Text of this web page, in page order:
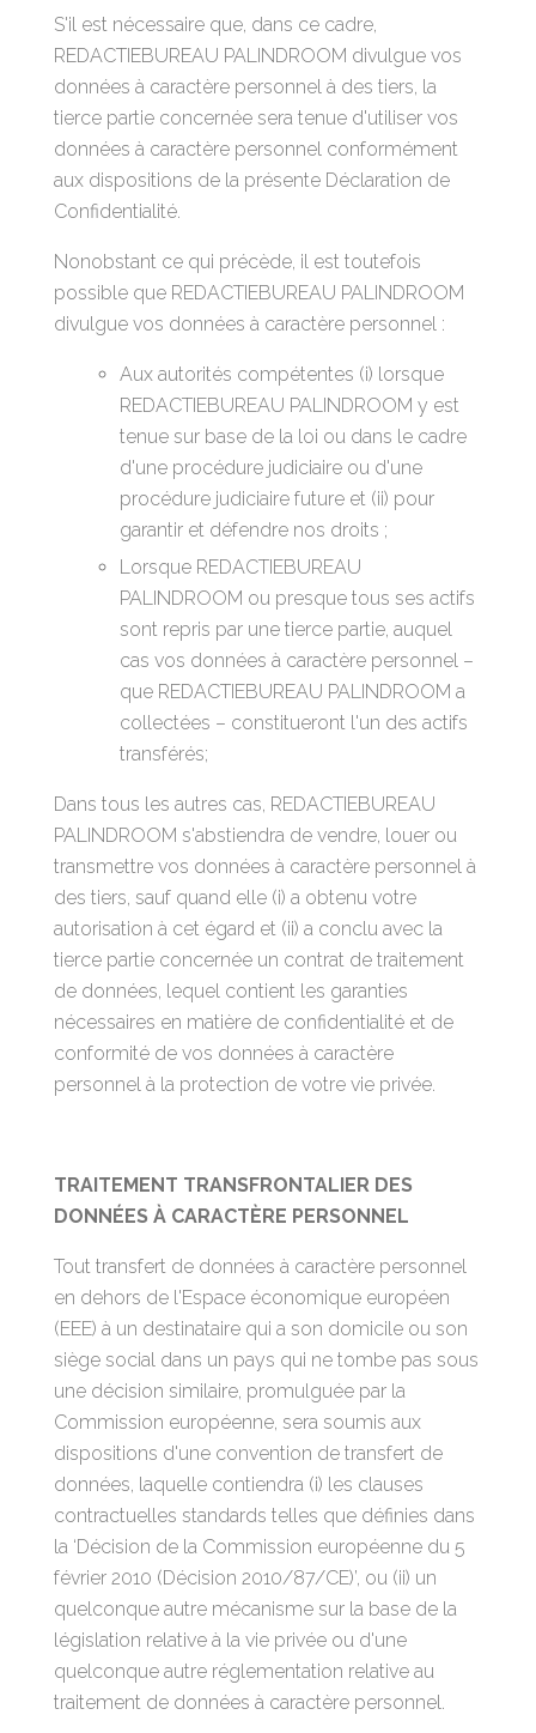
S'il est nécessaire que, dans ce cadre,
REDACTIEBUREAU PALINDROOM divulgue vos
données à caractère personnel à des tiers, la
tierce partie concernée sera tenue d'utiliser vos
données à caractère personnel conformément
aux dispositions de la présente Déclaration de
Confidentialité.
Nonobstant ce qui précède, il est toutefois
possible que REDACTIEBUREAU PALINDROOM
divulgue vos données à caractère personnel :
Aux autorités compétentes (i) lorsque
REDACTIEBUREAU PALINDROOM y est
tenue sur base de la loi ou dans le cadre
d'une procédure judiciaire ou d'une
procédure judiciaire future et (ii) pour
garantir et défendre nos droits ;
Lorsque REDACTIEBUREAU
PALINDROOM ou presque tous ses actifs
sont repris par une tierce partie, auquel
cas vos données à caractère personnel –
que REDACTIEBUREAU PALINDROOM a
collectées – constitueront l'un des actifs
transférés;
Dans tous les autres cas, REDACTIEBUREAU
PALINDROOM s'abstiendra de vendre, louer ou
transmettre vos données à caractère personnel à
des tiers, sauf quand elle (i) a obtenu votre
autorisation à cet égard et (ii) a conclu avec la
tierce partie concernée un contrat de traitement
de données, lequel contient les garanties
nécessaires en matière de confidentialité et de
conformité de vos données à caractère
personnel à la protection de votre vie privée.
TRAITEMENT TRANSFRONTALIER DES
DONNÉES À CARACTÈRE PERSONNEL
Tout transfert de données à caractère personnel
en dehors de l'Espace économique européen
(EEE) à un destinataire qui a son domicile ou son
siège social dans un pays qui ne tombe pas sous
une décision similaire, promulguée par la
Commission européenne, sera soumis aux
dispositions d'une convention de transfert de
données, laquelle contiendra (i) les clauses
contractuelles standards telles que définies dans
la ‘Décision de la Commission européenne du 5
février 2010 (Décision 2010/87/CE)’, ou (ii) un
quelconque autre mécanisme sur la base de la
législation relative à la vie privée ou d'une
quelconque autre réglementation relative au
traitement de données à caractère personnel.